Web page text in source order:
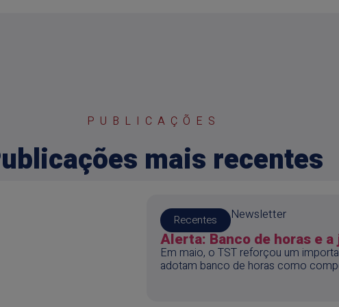
PUBLICAÇÕES
mais recentes
Recentes Newsletter
Alerta: Banco de horas e
Em maio, o TST reforçou um
adotam banco de horas como